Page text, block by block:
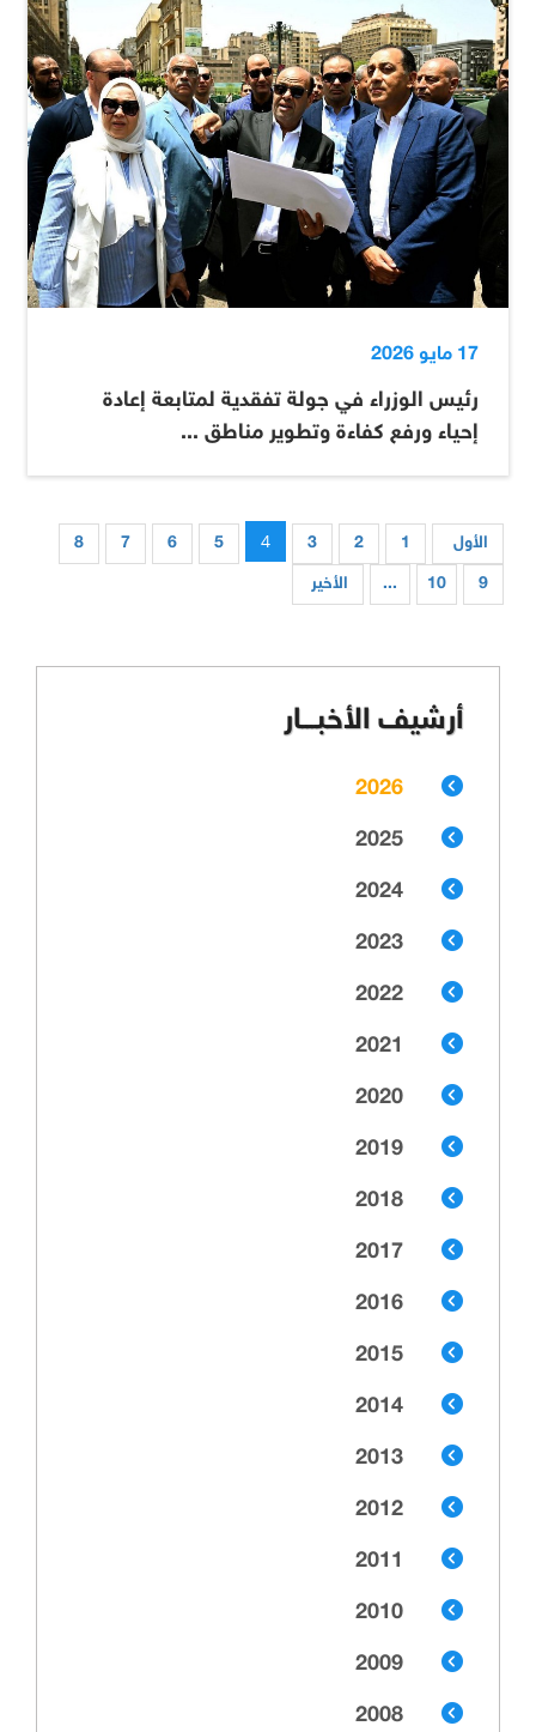
17 مايو 2026
رئيس الوزراء في جولة تفقدية لمتابعة إعادة
إحياء ورفع كفاءة وتطوير مناطق ...
الأول 1
2
3
4
5
6
7
8
9
10
... الأخير
أرشيف الأخبـــار
2026
2025
2024
2023
2022
2021
2020
2019
2018
2017
2016
2015
2014
2013
2012
2011
2010
2009
2008